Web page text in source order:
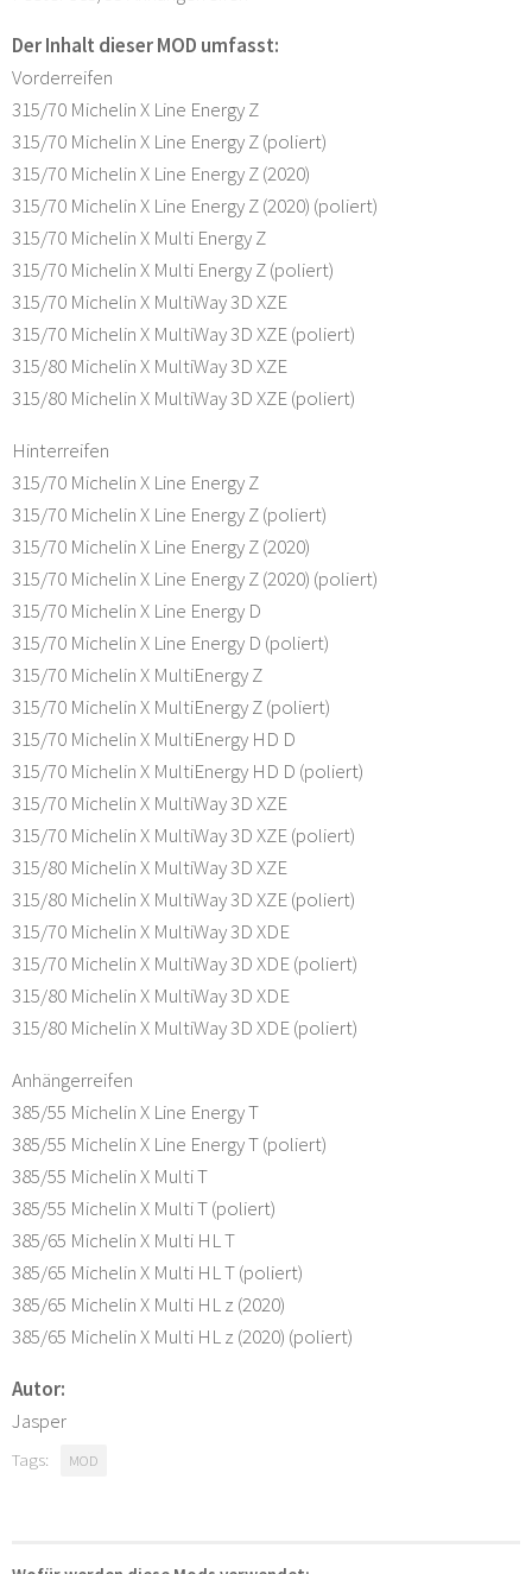
Der Inhalt dieser MOD umfasst:
Vorderreifen
315/70 Michelin X Line Energy Z
315/70 Michelin X Line Energy Z (poliert)
315/70 Michelin X Line Energy Z (2020)
315/70 Michelin X Line Energy Z (2020) (poliert)
315/70 Michelin X Multi Energy Z
315/70 Michelin X Multi Energy Z (poliert)
315/70 Michelin X MultiWay 3D XZE
315/70 Michelin X MultiWay 3D XZE (poliert)
315/80 Michelin X MultiWay 3D XZE
315/80 Michelin X MultiWay 3D XZE (poliert)
Hinterreifen
315/70 Michelin X Line Energy Z
315/70 Michelin X Line Energy Z (poliert)
315/70 Michelin X Line Energy Z (2020)
315/70 Michelin X Line Energy Z (2020) (poliert)
315/70 Michelin X Line Energy D
315/70 Michelin X Line Energy D (poliert)
315/70 Michelin X MultiEnergy Z
315/70 Michelin X MultiEnergy Z (poliert)
315/70 Michelin X MultiEnergy HD D
315/70 Michelin X MultiEnergy HD D (poliert)
315/70 Michelin X MultiWay 3D XZE
315/70 Michelin X MultiWay 3D XZE (poliert)
315/80 Michelin X MultiWay 3D XZE
315/80 Michelin X MultiWay 3D XZE (poliert)
315/70 Michelin X MultiWay 3D XDE
315/70 Michelin X MultiWay 3D XDE (poliert)
315/80 Michelin X MultiWay 3D XDE
315/80 Michelin X MultiWay 3D XDE (poliert)
Anhängerreifen
385/55 Michelin X Line Energy T
385/55 Michelin X Line Energy T (poliert)
385/55 Michelin X Multi T
385/55 Michelin X Multi T (poliert)
385/65 Michelin X Multi HL T
385/65 Michelin X Multi HL T (poliert)
385/65 Michelin X Multi HL z (2020)
385/65 Michelin X Multi HL z (2020) (poliert)
Autor:
Jasper
Tags: MOD